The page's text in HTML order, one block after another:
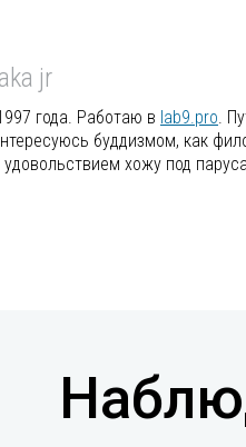
aka jr
года. Работаю в lab9.pro.
буддизмом, как
хожу под